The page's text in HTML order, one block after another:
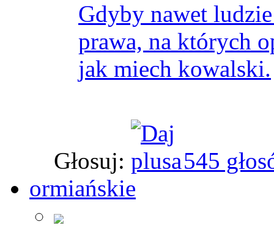
Gdyby nawet
prawa, na których
jak miech kowalski.
Głosuj:
545
ormiańskie